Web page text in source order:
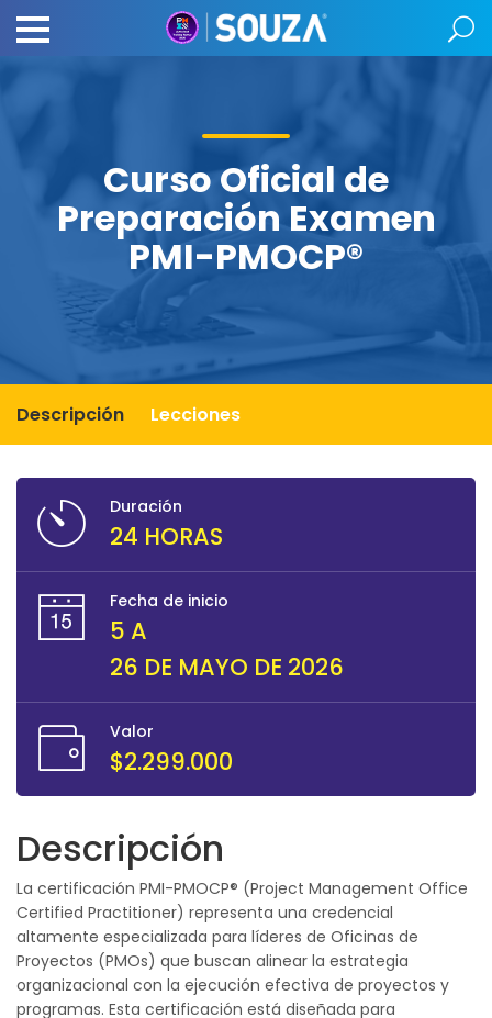
Curso Oficial de
Preparación Examen
PMI-PMOCP®
Descripción Lecciones
Duración
24 HORAS
Fecha de inicio
5 A
26 DE MAYO DE 2026
Valor
$2.299.000
Descripción
La certificación PMI-PMOCP® (Project Management Office
Certified Practitioner) representa una credencial
altamente especializada para líderes de Oficinas de
Proyectos (PMOs) que buscan alinear la estrategia
organizacional con la ejecución efectiva de proyectos y
programas. Esta certificación está diseñada para